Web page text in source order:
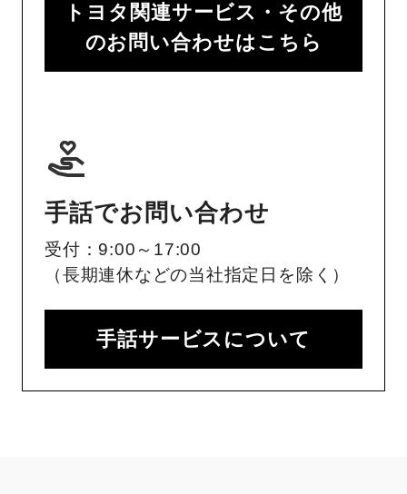
トヨタ関連サービス・その他
のお問い合わせはこちら
手話でお問い合わせ
受付：9:00～17:00
（長期連休などの当社指定日を除く）
手話サービスについて